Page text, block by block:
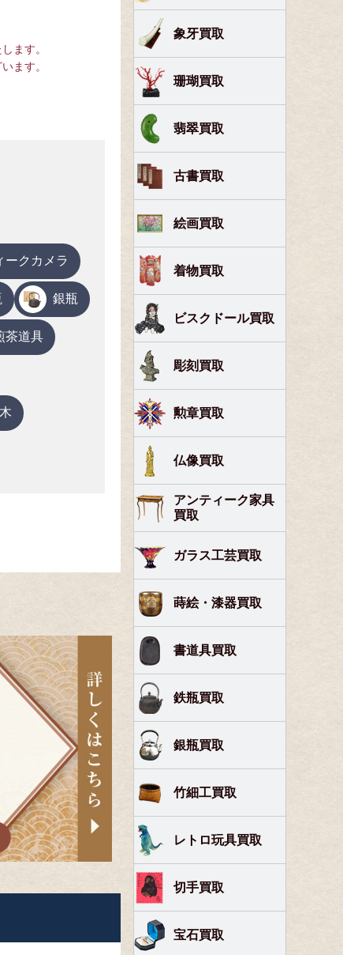
ます。
ます。
ークカメラ
銀瓶
茶道具
象牙買取
珊瑚買取
翡翠買取
古書買取
絵画買取
着物買取
ビスクドール買取
彫刻買取
勲章買取
仏像買取
アンティーク家具
買取
ガラス工芸買取
蒔絵・漆器買取
書道具買取
鉄瓶買取
銀瓶買取
竹細工買取
レトロ玩具買取
切手買取
宝石買取